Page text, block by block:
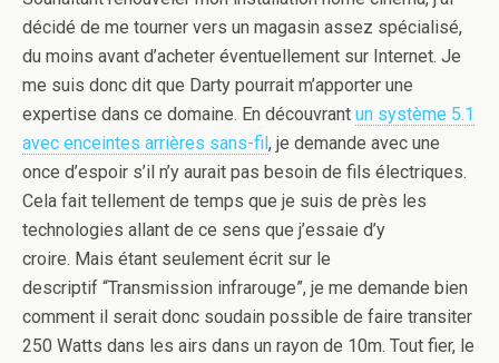
décidé de me tourner vers un magasin assez spécialisé,
du moins avant d’acheter éventuellement sur Internet. Je
me suis donc dit que Darty pourrait m’apporter une
expertise dans ce domaine. En découvrant un système 5.1
avec enceintes arrières sans-fil, je demande avec une
once d’espoir s’il n’y aurait pas besoin de fils électriques.
Cela fait tellement de temps que je suis de près les
technologies allant de ce sens que j’essaie d’y
croire. Mais étant seulement écrit sur le
descriptif “Transmission infrarouge”, je me demande bien
comment il serait donc soudain possible de faire transiter
250 Watts dans les airs dans un rayon de 10m. Tout fier, le